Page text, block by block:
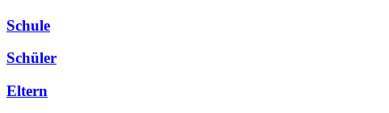
Schule
Schüler
Eltern